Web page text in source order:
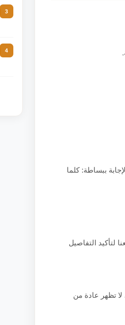
ببساطة: كلما
لتأكيد التفاصيل
تظهر عادة من
3
4